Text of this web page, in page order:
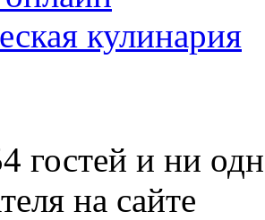
кулинария
гостей и ни
на сайте